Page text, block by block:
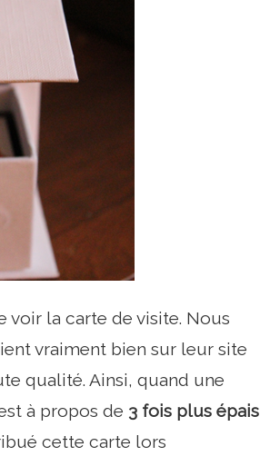
voir la carte de visite. Nous
vraiment bien sur leur site
qualité. Ainsi, quand une
à propos de 3 fois plus épais
cette carte lors